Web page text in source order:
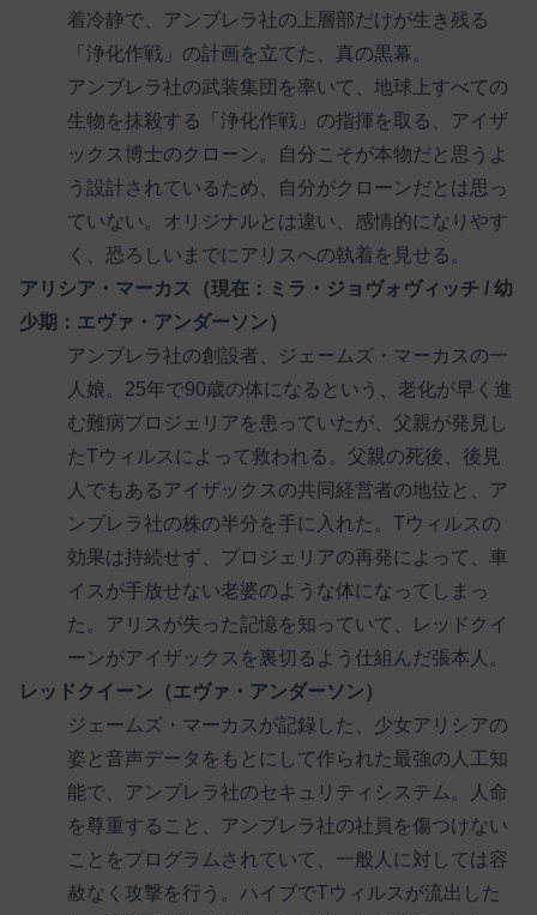
着冷静で、アンブレラ社の上層部だけが生き残る
「浄化作戦」の計画を立てた、真の黒幕。
アンブレラ社の武装集団を率いて、地球上すべての
生物を抹殺する「浄化作戦」の指揮を取る、アイザ
ックス博士のクローン。自分こそが本物だと思うよ
う設計されているため、自分がクローンだとは思っ
ていない。オリジナルとは違い、感情的になりやす
く、恐ろしいまでにアリスへの執着を見せる。
アリシア・マーカス（現在：ミラ・ジョヴォヴィッチ / 幼
少期：エヴァ・アンダーソン）
アンブレラ社の創設者、ジェームズ・マーカスの一
人娘。25年で90歳の体になるという、老化が早く進
む難病プロジェリアを患っていたが、父親が発見し
たTウィルスによって救われる。父親の死後、後見
人でもあるアイザックスの共同経営者の地位と、ア
ンブレラ社の株の半分を手に入れた。Tウィルスの
効果は持続せず、プロジェリアの再発によって、車
イスが手放せない老婆のような体になってしまっ
た。アリスが失った記憶を知っていて、レッドクイ
ーンがアイザックスを裏切るよう仕組んだ張本人。
レッドクイーン（エヴァ・アンダーソン）
ジェームズ・マーカスが記録した、少女アリシアの
姿と音声データをもとにして作られた最強の人工知
能で、アンブレラ社のセキュリティシステム。人命
を尊重すること、アンブレラ社の社員を傷つけない
ことをプログラムされていて、一般人に対しては容
赦なく攻撃を行う。ハイブでTウィルスが流出した